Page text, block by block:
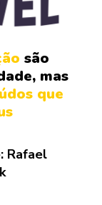
são
mas
que
Rafael